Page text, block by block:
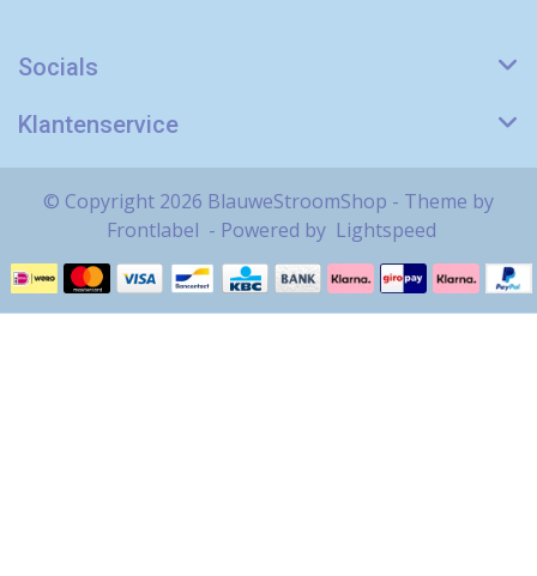
Socials
Klantenservice
© Copyright 2026 BlauweStroomShop - Theme by
Frontlabel - Powered by Lightspeed